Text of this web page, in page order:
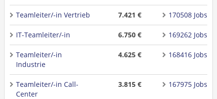
Teamleiter/-in Vertrieb 7.421 € 170508 Jobs
IT-Teamleiter/-in 6.750 € 169262 Jobs
Teamleiter/-in
Industrie
4.625 € 168416 Jobs
Teamleiter/-in Call-
Center
3.815 € 167975 Jobs